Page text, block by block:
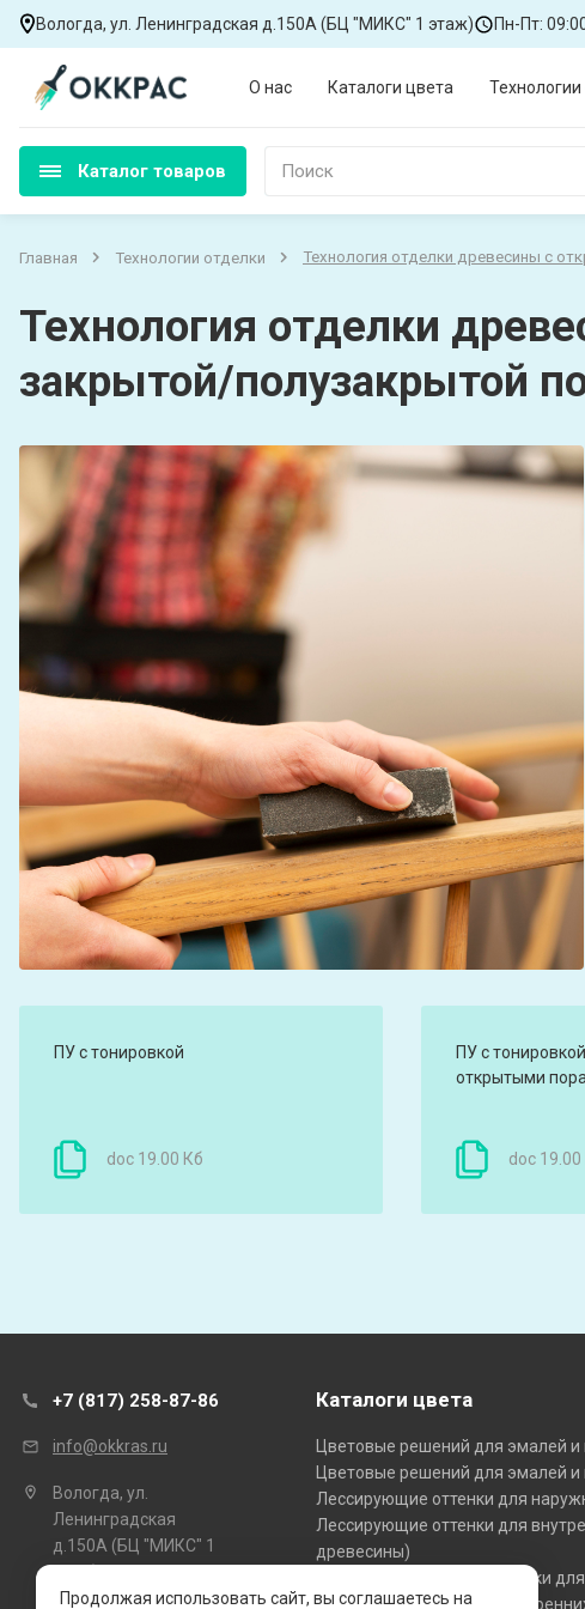
Вологда, ул. Ленинградская д.150А (БЦ "МИКС" 1 этаж) Пн-Пт:
О нас Каталоги цвета Технологии
Каталог товаров Поиск
Главная Технологии отделки Технология отделки древесины с
Технология отделки
закрытой/полузакрытой
ПУ c тонировкой
doc 19.00 Кб
ПУ c
открытыми
doc 19.00
+7 (817) 258-87-86
info@okkras.ru
Вологда, ул.
Ленинградская
д.150А (БЦ "МИКС" 1
Каталоги цвета
Цветовые решений для эмалей и
Цветовые решений для эмалей и
Лессирующие оттенки для
Лессирующие оттенки для
древесины)
Укрывные (кроющие) оттенки
Укрывные оттенки для
Продолжая использовать сайт, вы соглашаетесь на